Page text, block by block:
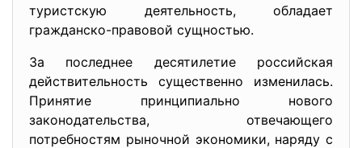
туристскую деятельность, обладает
гражданско-правовой сущностью.
За последнее десятилетие российская
действительность существенно изменилась.
Принятие принципиально нового
законодательства, отвечающего
потребностям рыночной экономики, наряду с